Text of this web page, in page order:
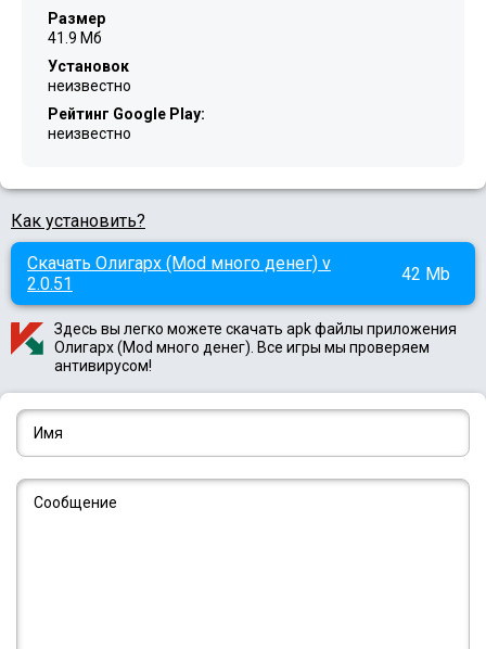
Размер
41.9 Мб
Установок
неизвестно
Рейтинг Google Play:
неизвестно
Как установить?
Скачать Олигарх (Mod много денег) v
2.0.51
42 Mb
Здесь вы легко можете скачать apk файлы приложения
Олигарх (Mod много денег). Все игры мы проверяем
антивирусом!